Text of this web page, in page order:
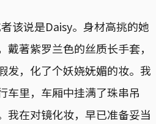
该说是Daisy。身材高挑的她
戴著紫罗兰色的丝质长手套，
发，化了个妖娆妩媚的妆。我
车里，车厢中挂满了珠串吊
我在对镜化妆，早已准备妥当